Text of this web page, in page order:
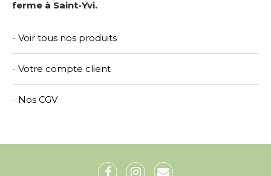
ferme à Saint-Yvi.
- Voir tous nos produits
- Votre compte client
- Nos CGV